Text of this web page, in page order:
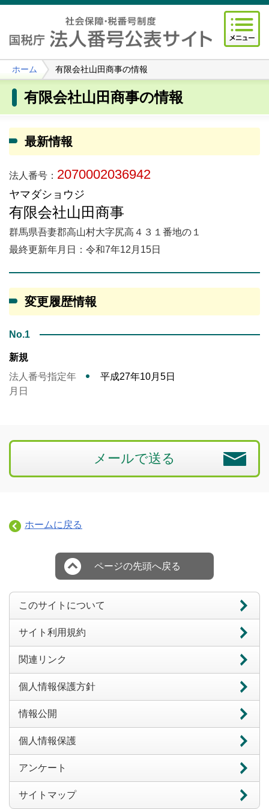
ホーム 有限会社山田商事の情報
有限会社山田商事の情報
最新情報
法人番号： 2070002036942
ヤマダショウジ
有限会社山田商事
群馬県吾妻郡高山村大字尻高４３１番地の１
最終更新年月日：令和7年12月15日
変更履歴情報
No.1
新規
法人番号指定年
月日
平成27年10月5日
メールで送る
ホームに戻る
ページの先頭へ戻る
このサイトについて
サイト利用規約
関連リンク
個人情報保護方針
情報公開
個人情報保護
アンケート
サイトマップ